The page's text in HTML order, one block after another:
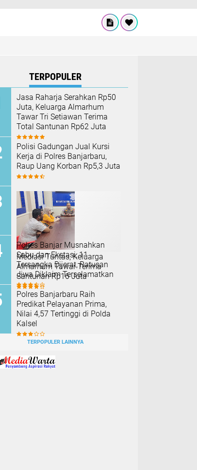
TERPOPULER
Jasa Raharja Serahkan Rp50
Juta, Keluarga Almarhum
Tawar Tri Setiawan Terima
Total Santunan Rp62 Juta
Polisi Gadungan Jual Kursi
Kerja di Polres Banjarbaru,
Raup Uang Korban Rp5,3 Juta
Mediasi Tuntas, Keluarga
Almarhum Tawar Terima
Santunan Rp16 Juta
Polres Banjar Musnahkan
Sabu dan Ekstasi, 11
Tersangka Dijerat, Ratusan
Jiwa Diklaim Terselamatkan
Polres Banjarbaru Raih
Predikat Pelayanan Prima,
Nilai 4,57 Tertinggi di Polda
Kalsel
TERPOPULER LAINNYA